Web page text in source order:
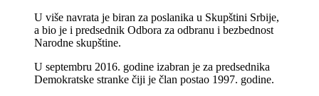
U više navrata je biran za poslanika u Skupštini Srbije,
a bio je i predsednik Odbora za odbranu i bezbednost
Narodne skupštine.
U septembru 2016. godine izabran je za predsednika
Demokratske stranke čiji je član postao 1997. godine.